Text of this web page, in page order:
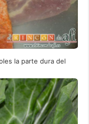
la parte dura del